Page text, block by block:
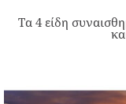
Τα 4 είδη